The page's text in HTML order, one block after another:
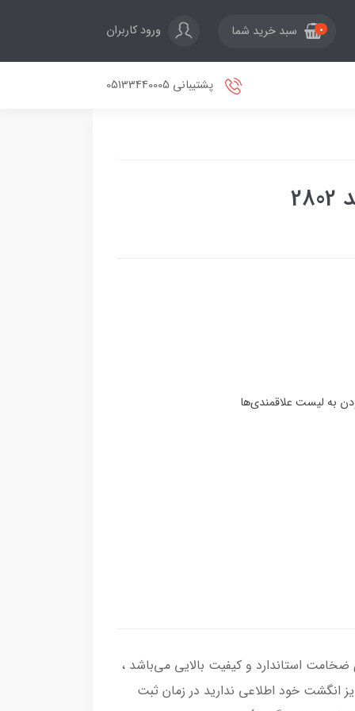
0 سبد خرید شما ورود کاربران
پشتیبانی 05133440005
انگشتر از نقره اصل با عیار بین المللی 925 ساخته شده و دارای ضخامت استاندارد و کیفیت بالایی می‌باشد ،
انگشت خود اطلاعی ندارید در زمان ثبت